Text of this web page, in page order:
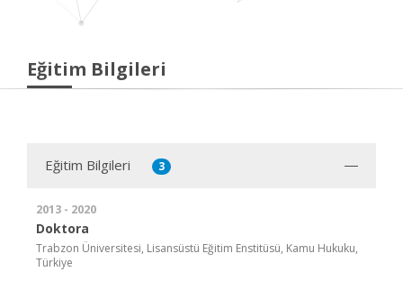
Eğitim Bilgileri
Eğitim Bilgileri 3
2013 - 2020
Doktora
Trabzon Üniversitesi, Lisansüstü Eğitim Enstitüsü, Kamu Hukuku,
Türkiye